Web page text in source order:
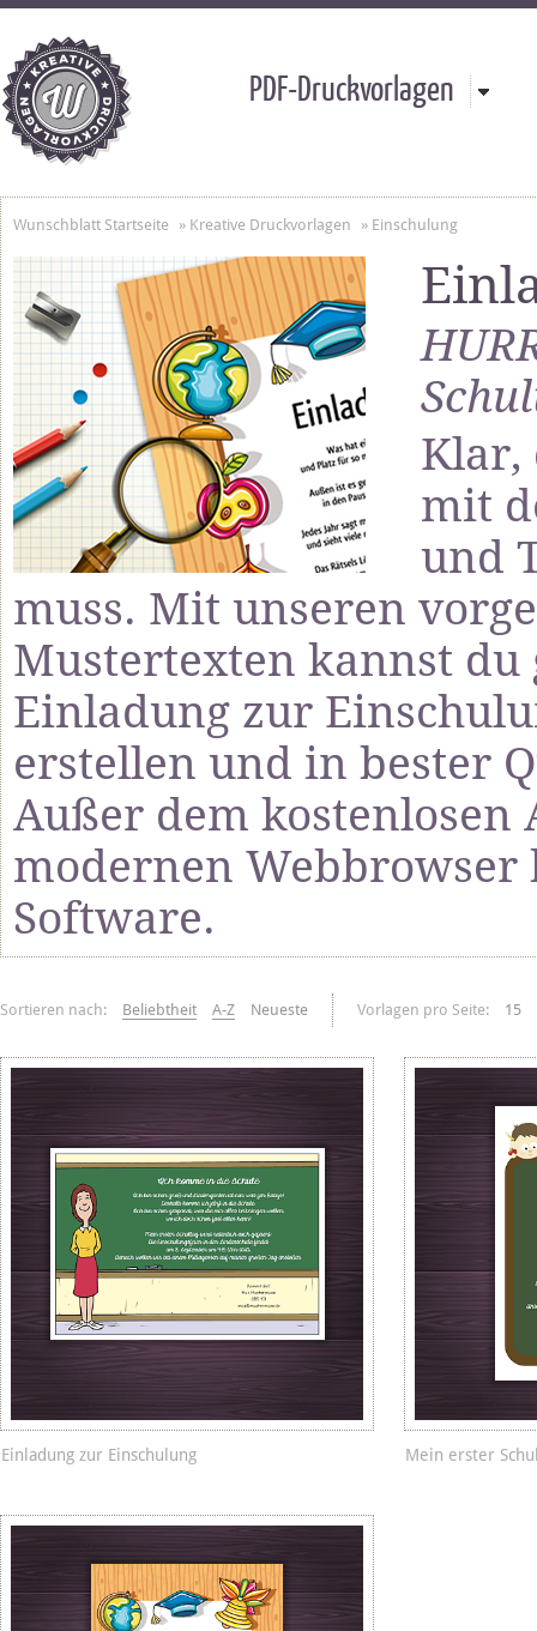
PDF-Druckvorlagen
Wunschblatt Startseite » Kreative Druckvorlagen » Einschulung
Klar,
mit
und
muss. Mit unseren
Mustertexten kannst
Einladung zur
erstellen und in bester
Außer dem kostenlosen
modernen
Software.
Sortieren nach: Beliebtheit A-Z Neueste Vorlagen pro Seite: 15
Einladung zur Einschulung Mein erster